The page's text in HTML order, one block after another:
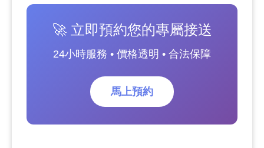
🚀 立即預約您的專屬接送
24小時服務 • 價格透明 • 合法保障
馬上預約